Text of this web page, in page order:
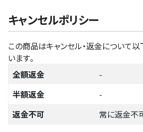
キャンセルポリシー
この商品はキャンセル・返金について
います。
全額返金
-
半額返金
-
返金不可
常に返金不